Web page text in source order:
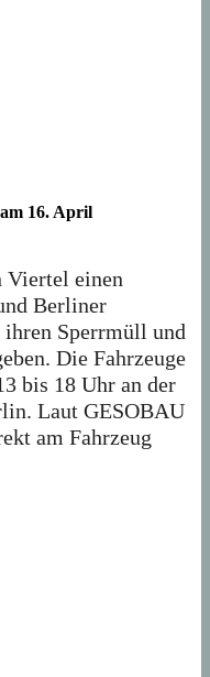
16. April
Viertel einen
Berliner
Sperrmüll und
Die Fahrzeuge
bis 18 Uhr an der
Laut GESOBAU
am Fahrzeug